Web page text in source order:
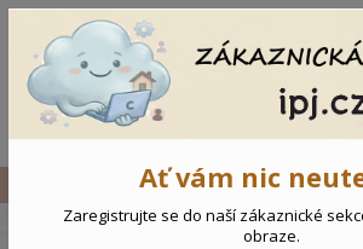
Dětské šaty Holčička - 80
Ať vám nic
Zaregistrujte se do naší zákaznické
obraze.